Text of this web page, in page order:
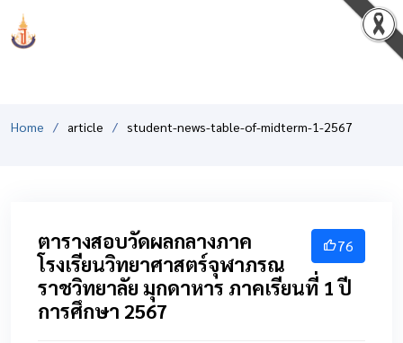
Home article student-news-table-of-midterm-1-2567
76
ตารางสอบวัดผลกลางภาค
โรงเรียนวิทยาศาสตร์จุฬาภรณ
ราชวิทยาลัย มุกดาหาร ภาคเรียนที่ 1 ปี
การศึกษา 2567